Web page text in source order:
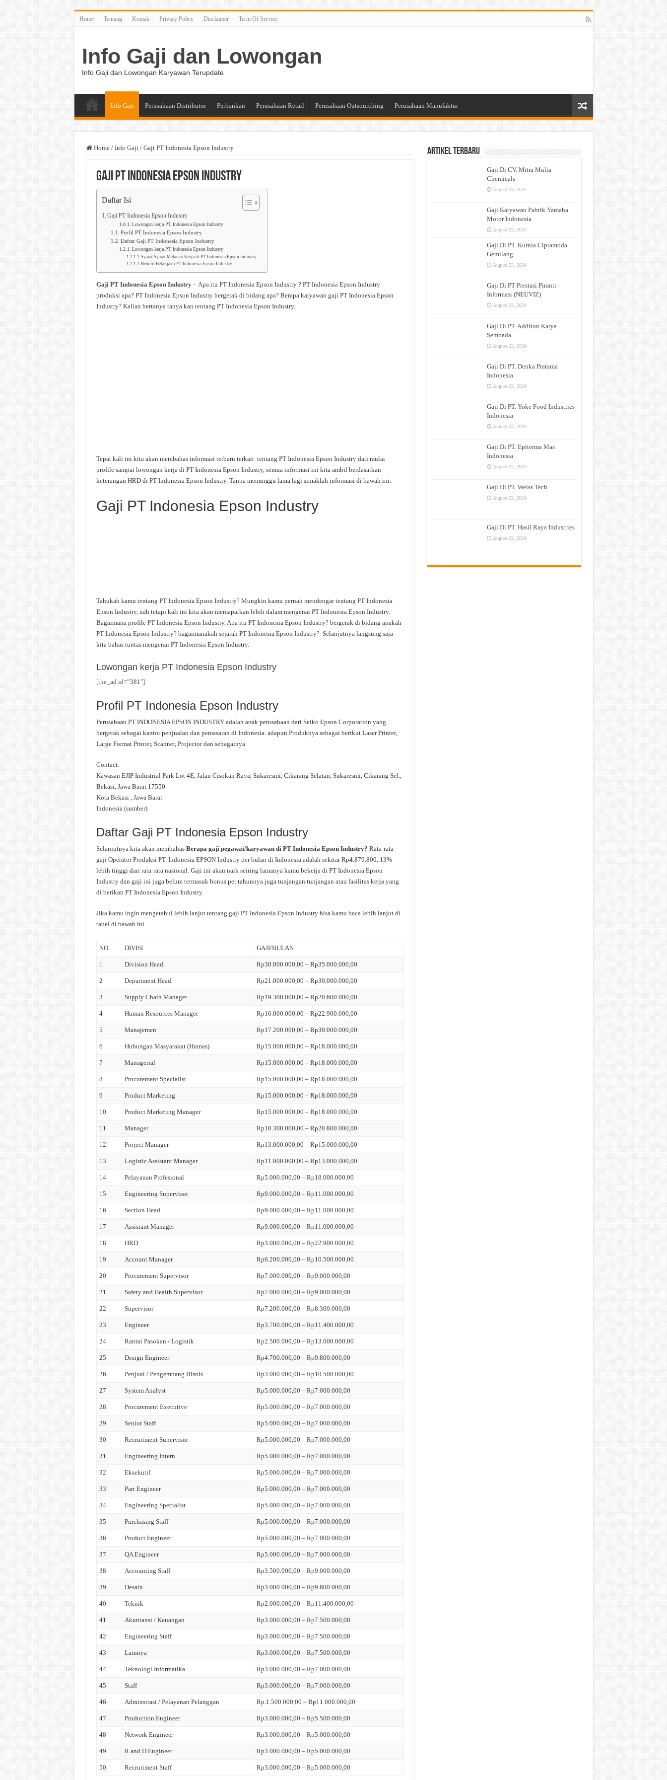
Home Tentang Kontak Privacy Policy Disclaimer Term Of Service
Info Gaji dan Lowongan
Info Gaji dan Lowongan Karyawan Terupdate
Info Gaji Perusahaan Distributor Perbankan Perusahaan Retail Perusahaan Outsourching Perusahaan Manufaktur
Home / Info Gaji / Gaji PT Indonesia Epson Industry
Gaji PT Indonesia Epson Industry
Daftar Isi
Gaji PT Indonesia Epson Industry
Lowongan kerja PT Indonesia Epson Industry
Profil PT Indonesia Epson Industry
Daftar Gaji PT Indonesia Epson Industry
Lowongan kerja PT Indonesia Epson Industry
Syarat Syarat Melamar Kerja di PT Indonesia Epson Industry
Benefit Bekerja di PT Indonesia Epson Industry
Gaji PT Indonesia Epson Industry– Apa itu PT Indonesia Epson Industry ? PT Indonesia Epson Industry
produksi apa? PT Indonesia Epson Industry bergerak di bidang apa? Berapa karyawan gaji PT Indonesia Epson
Industry? Kalian bertanya tanya kan tentang PT Indonesia Epson Industry.
Tepat kali ini kita akan membahas informasi terbaru terkait tentang PT Indonesia Epson Industry dari mulai
profile sampai lowongan kerja di PT Indonesia Epson Industry, semua informasi ini kita ambil berdasarkan
keterangan HRD di PT Indonesia Epson Industry. Tanpa menunggu lama lagi simaklah informasi di bawah ini.
Gaji PT Indonesia Epson Industry
Tahukah kamu tentang PT Indonesia Epson Industry? Mungkin kamu pernah mendengar tentang PT Indonesia
Epson Industry, nah tetapi kali ini kita akan memaparkan lebih dalam mengenai PT Indonesia Epson Industry.
Bagaimana profile PT Indonesia Epson Industry, Apa itu PT Indonesia Epson Industry? bergerak di bidang apakah
PT Indonesia Epson Industry? bagaimanakah sejarah PT Indonesia Epson Industry? Selanjutnya langsung saja
kita bahas tuntas mengenai PT Indonesia Epson Industry.
Lowongan kerja PT Indonesia Epson Industry
[the_ad id=”381″]
Profil PT Indonesia Epson Industry
Perusahaan PT INDONESIA EPSON INDUSTRY adalah anak perusahaan dari Seiko Epson Corporation yang
bergerak sebagai kantor penjualan dan pemasaran di Indonesia. adapun Produknya sebagai berikut Laser Printer,
Large Format Printer, Scanner, Projector dan sebagainya.
Contact:
Kawasan EJIP Industrial Park Lot 4E, Jalan Cisokan Raya, Sukaresmi, Cikarang Selatan, Sukaresmi, Cikarang Sel.,
Bekasi, Jawa Barat 17550
Kota Bekasi , Jawa Barat
Indonesia (sumber)
Daftar Gaji PT Indonesia Epson Industry
Selanjutnya kita akan membahas Berapa gaji pegawai/karyawan di PT Indonesia Epson Industry? Rata-rata
gaji Operator Produksi PT. Indonesia EPSON Industry per bulan di Indonesia adalah sekitar Rp4.879.800, 13%
lebih tinggi dari rata-rata nasional. Gaji ini akan naik seiring lamanya kamu bekerja di PT Indonesia Epson
Industry dan gaji ini juga belum termasuk bonus per tahunnya juga tunjangan tunjangan atau fasilitas kerja yang
di berikan PT Indonesia Epson Industry.
Jika kamu ingin mengetahui lebih lanjut tentang gaji PT Indonesia Epson Industry bisa kamu baca lebih lanjut di
tabel di bawah ini.
NO DIVISI GAJI/BULAN
1 Division Head Rp30.000.000,00 – Rp35.000.000,00
2 Department Head Rp21.000.000,00 – Rp30.000.000,00
3 Supply Chain Manager Rp19.300.000,00 – Rp20.600.000,00
4 Human Resources Manager Rp16.000.000,00 – Rp22.900.000,00
5 Manajemen Rp17.200.000,00 – Rp30.000.000,00
6 Hubungan Masyarakat (Humas) Rp15.000.000,00 – Rp18.000.000,00
7 Managerial Rp15.000.000,00 – Rp18.000.000,00
8 Procurement Specialist Rp15.000.000,00 – Rp18.000.000,00
9 Product Marketing Rp15.000.000,00 – Rp18.000.000,00
10 Product Marketing Manager Rp15.000.000,00 – Rp18.000.000,00
11 Manager Rp10.300.000,00 – Rp20.800.000,00
12 Project Manager Rp13.000.000,00 – Rp15.000.000,00
13 Logistic Assistant Manager Rp11.000.000,00 – Rp13.000.000,00
14 Pelayanan Profesional Rp5.000.000,00 – Rp18.000.000,00
15 Engineering Supervisor Rp9.000.000,00 – Rp11.000.000,00
16 Section Head Rp9.000.000,00 – Rp11.000.000,00
17 Assistant Manager Rp9.000.000,00 – Rp11.000.000,00
18 HRD Rp3.000.000,00 – Rp22.900.000,00
19 Account Manager Rp6.200.000,00 – Rp10.500.000,00
20 Procurement Supervisor Rp7.000.000,00 – Rp9.000.000,00
21 Safety and Health Supervisor Rp7.000.000,00 – Rp9.000.000,00
22 Supervisor Rp7.200.000,00 – Rp8.300.000,00
23 Engineer Rp3.700.000,00 – Rp11.400.000,00
24 Rantai Pasokan / Logistik Rp2.500.000,00 – Rp13.000.000,00
25 Design Engineer Rp4.700.000,00 – Rp9.800.000,00
26 Penjual / Pengembang Bisnis Rp3.000.000,00 – Rp10.500.000,00
27 System Analyst Rp5.000.000,00 – Rp7.000.000,00
28 Procurement Executive Rp5.000.000,00 – Rp7.000.000,00
29 Senior Staff Rp5.000.000,00 – Rp7.000.000,00
30 Recruitment Supervisor Rp5.000.000,00 – Rp7.000.000,00
31 Engineering Intern Rp5.000.000,00 – Rp7.000.000,00
32 Eksekutif Rp5.000.000,00 – Rp7.000.000,00
33 Part Engineer Rp5.000.000,00 – Rp7.000.000,00
34 Engineering Specialist Rp5.000.000,00 – Rp7.000.000,00
35 Purchasing Staff Rp5.000.000,00 – Rp7.000.000,00
36 Product Engineer Rp5.000.000,00 – Rp7.000.000,00
37 QA Engineer Rp5.000.000,00 – Rp7.000.000,00
38 Accounting Staff Rp3.500.000,00 – Rp9.000.000,00
39 Desain Rp3.000.000,00 – Rp9.800.000,00
40 Teknik Rp2.000.000,00 – Rp11.400.000,00
41 Akuntansi / Keuangan Rp3.000.000,00 – Rp7.500.000,00
42 Engineering Staff Rp3.000.000,00 – Rp7.500.000,00
43 Lainnya Rp3.000.000,00 – Rp7.500.000,00
44 Teknologi Informatika Rp3.000.000,00 – Rp7.000.000,00
45 Staff Rp3.000.000,00 – Rp7.000.000,00
46 Adminstrasi / Pelayanan Pelanggan Rp.1.500.000,00 – Rp11.000.000,00
47 Production Engineer Rp3.000.000,00 – Rp5.500.000,00
48 Network Engineer Rp3.000.000,00 – Rp5.000.000,00
49 R and D Engineer Rp3.000.000,00 – Rp5.000.000,00
50 Recruitment Staff Rp3.000.000,00 – Rp5.000.000,00
Artikel Terbaru
Gaji Di CV. Mitra Mulia
Chemicals
August 23, 2024
Gaji Karyawan Pabrik Yamaha
Motor Indonesia
August 23, 2024
Gaji Di PT. Kurnia Ciptamoda
Gemilang
August 23, 2024
Gaji Di PT Prestasi Piranti
Informasi (NEUVIZ)
August 23, 2024
Gaji Di PT. Additon Karya
Sembada
August 23, 2024
Gaji Di PT. Denka Pratama
Indonesia
August 23, 2024
Gaji Di PT. Yoke Food Industries
Indonesia
August 23, 2024
Gaji Di PT. Epiterma Mas
Indonesia
August 22, 2024
Gaji Di PT. Weiss Tech
August 22, 2024
Gaji Di PT. Hasil Raya Industries
August 22, 2024